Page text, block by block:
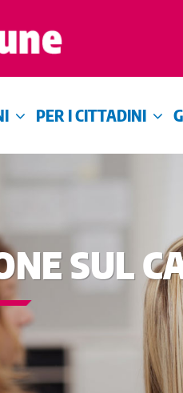
PER I CITTADINI
SUL